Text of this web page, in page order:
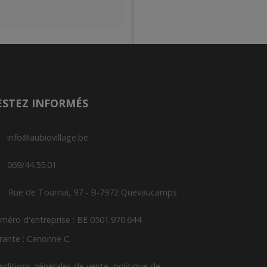
INFORMÉS
info@aubiovillage.be
069/44.55.01
Rue de Tournai, 97 - B-7972 Quevaucamps
d'entreprise : BE 0501.970.644
: Canonne C.